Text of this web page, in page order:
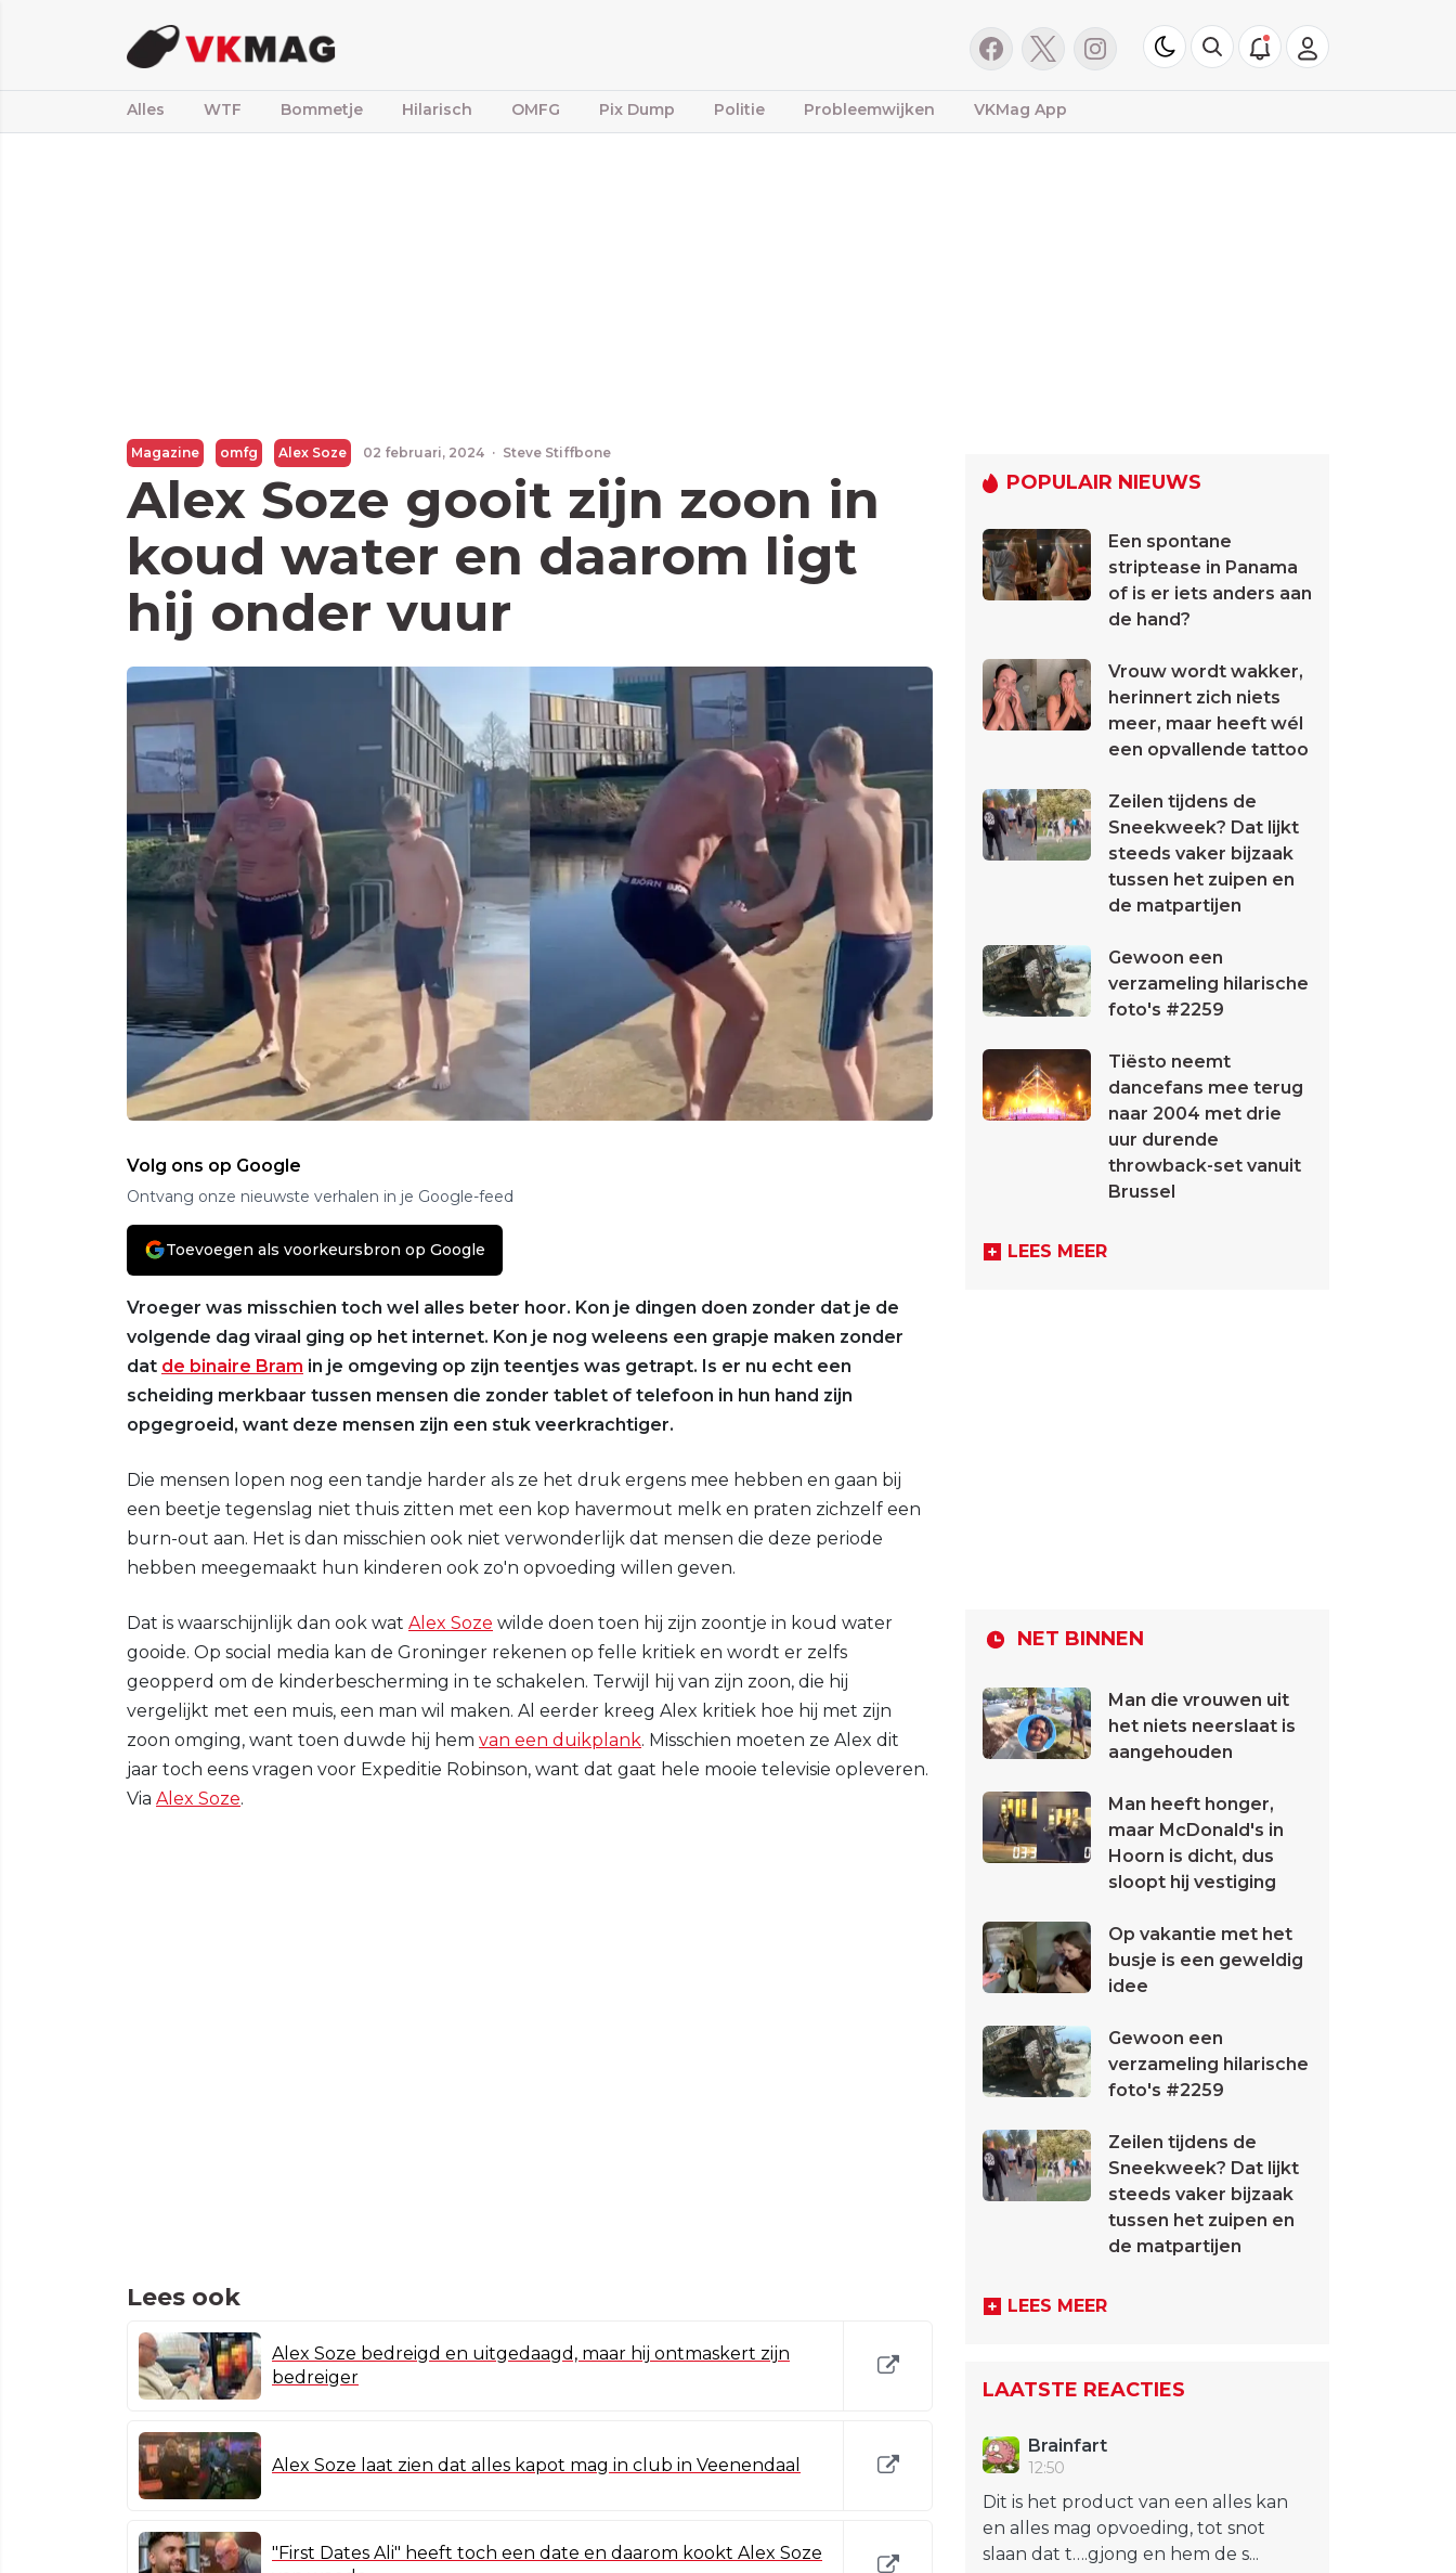
Alles WTF Bommetje Hilarisch OMFG Pix Dump Politie Probleemwijken VKMag App
Magazine omfg Alex Soze 02 februari, 2024 · Steve Stiffbone
Alex Soze gooit zijn zoon in
koud water en daarom ligt
hij onder vuur
Volg ons op Google
Ontvang onze nieuwste verhalen in je Google-feed
Toevoegen als voorkeursbron op Google
Vroeger was misschien toch wel alles beter hoor. Kon je dingen doen zonder dat je de
volgende dag viraal ging op het internet. Kon je nog weleens een grapje maken zonder
dat de binaire Bram in je omgeving op zijn teentjes was getrapt. Is er nu echt een
scheiding merkbaar tussen mensen die zonder tablet of telefoon in hun hand zijn
opgegroeid, want deze mensen zijn een stuk veerkrachtiger.
Die mensen lopen nog een tandje harder als ze het druk ergens mee hebben en gaan bij
een beetje tegenslag niet thuis zitten met een kop havermout melk en praten zichzelf een
burn-out aan. Het is dan misschien ook niet verwonderlijk dat mensen die deze periode
hebben meegemaakt hun kinderen ook zo'n opvoeding willen geven.
Dat is waarschijnlijk dan ook wat Alex Soze wilde doen toen hij zijn zoontje in koud water
gooide. Op social media kan de Groninger rekenen op felle kritiek en wordt er zelfs
geopperd om de kinderbescherming in te schakelen. Terwijl hij van zijn zoon, die hij
vergelijkt met een muis, een man wil maken. Al eerder kreeg Alex kritiek hoe hij met zijn
zoon omging, want toen duwde hij hem van een duikplank. Misschien moeten ze Alex dit
jaar toch eens vragen voor Expeditie Robinson, want dat gaat hele mooie televisie opleveren.
Via Alex Soze.
Lees ook
Alex Soze bedreigd en uitgedaagd, maar hij ontmaskert zijn
bedreiger
Alex Soze laat zien dat alles kapot mag in club in Veenendaal
"First Dates Ali" heeft toch een date en daarom kookt Alex Soze
POPULAIR NIEUWS
Een spontane
striptease in Panama
of is er iets anders aan
de hand?
Vrouw wordt wakker,
herinnert zich niets
meer, maar heeft wél
een opvallende tattoo
Zeilen tijdens de
Sneekweek? Dat lijkt
steeds vaker bijzaak
tussen het zuipen en
de matpartijen
Gewoon een
verzameling hilarische
foto's #2259
Tiësto neemt
dancefans mee terug
naar 2004 met drie
uur durende
throwback-set vanuit
Brussel
LEES MEER
NET BINNEN
Man die vrouwen uit
het niets neerslaat is
aangehouden
Man heeft honger,
maar McDonald's in
Hoorn is dicht, dus
sloopt hij vestiging
Op vakantie met het
busje is een geweldig
idee
Gewoon een
verzameling hilarische
foto's #2259
Zeilen tijdens de
Sneekweek? Dat lijkt
steeds vaker bijzaak
tussen het zuipen en
de matpartijen
LEES MEER
LAATSTE REACTIES
Brainfart
12:50
Dit is het product van een alles kan
en alles mag opvoeding, tot snot
slaan dat t….gjong en hem de s...